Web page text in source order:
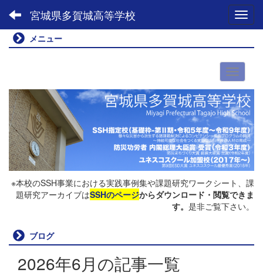
宮城県多賀城高等学校
メニュー
※本校のSSH事業における実践事例集や課題研究ワークシート、課
題研究アーカイブはSSHのページからダウンロード・閲覧できま
す。 是非ご覧下さい。
ブログ
2026年6月の記事一覧